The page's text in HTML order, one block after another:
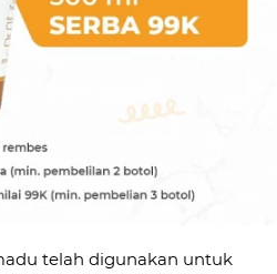
telah digunakan untuk